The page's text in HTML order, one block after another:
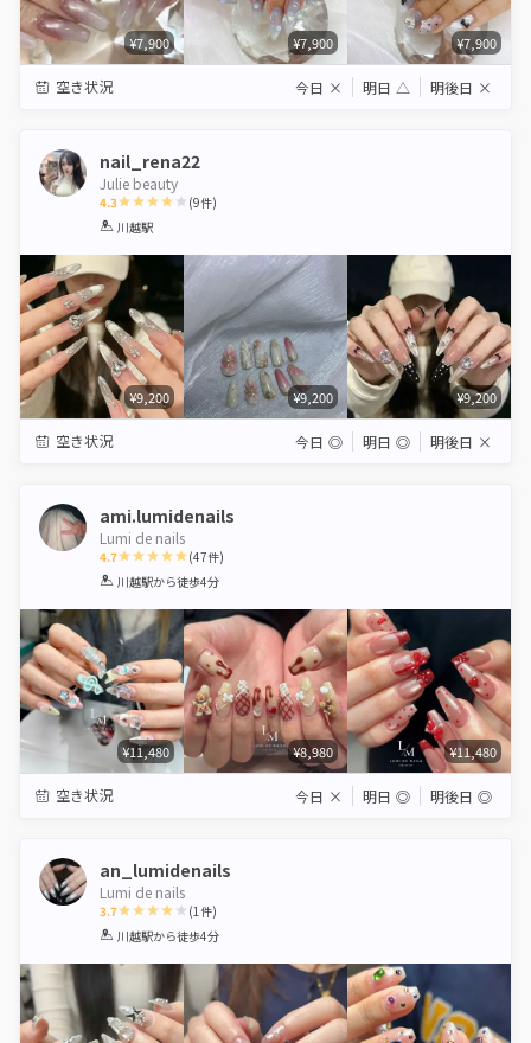
¥7,900 ¥7,900 ¥7,900
空き状況 今日 × 明日 △ 明後日 ×
nail_rena22
Julie beauty
4.3
1 2 3
(9件)
川越駅
¥9,200 ¥9,200 ¥9,200
空き状況 今日 ◎ 明日 ◎ 明後日 ×
ami.lumidenails
Lumi de nails
4.7
1 2 3 4 5
(47件)
川越駅から徒歩4分
¥11,480 ¥8,980 ¥11,480
空き状況 今日 × 明日 ◎ 明後日 ◎
an_lumidenails
Lumi de nails
3.7
1 2 3 4 5
(1件)
川越駅から徒歩4分